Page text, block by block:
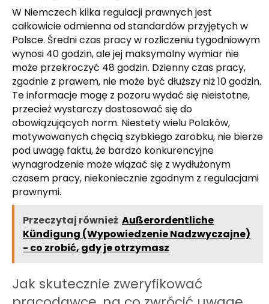
W Niemczech kilka regulacji prawnych jest
całkowicie odmienna od standardów przyjętych w
Polsce. Średni czas pracy w rozliczeniu tygodniowym
wynosi 40 godzin, ale jej maksymalny wymiar nie
może przekroczyć 48 godzin. Dzienny czas pracy,
zgodnie z prawem, nie może być dłuższy niż 10 godzin.
Te informacje mogę z pozoru wydać się nieistotne,
przecież wystarczy dostosować się do
obowiązujących norm. Niestety wielu Polaków,
motywowanych chęcią szybkiego zarobku, nie bierze
pod uwagę faktu, że bardzo konkurencyjne
wynagrodzenie może wiązać się z wydłużonym
czasem pracy, niekoniecznie zgodnym z regulacjami
prawnymi.
Przeczytaj również Außerordentliche
Kündigung (Wypowiedzenie Nadzwyczajne)
- co zrobić, gdy je otrzymasz
Jak skutecznie zweryfikować